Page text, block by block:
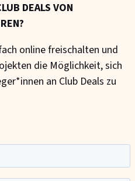
DEALS VON
online freischalten und
die Möglichkeit, sich
an Club Deals zu